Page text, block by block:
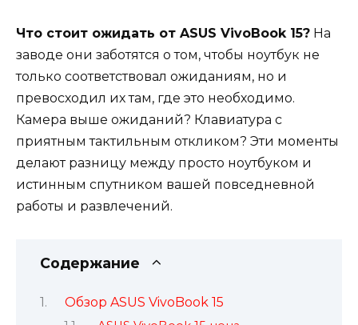
Что стоит ожидать от ASUS VivoBook 15? На
заводе они заботятся о том, чтобы ноутбук не
только соответствовал ожиданиям, но и
превосходил их там, где это необходимо.
Камера выше ожиданий? Клавиатура с
приятным тактильным откликом? Эти моменты
делают разницу между просто ноутбуком и
истинным спутником вашей повседневной
работы и развлечений.
Содержание
Обзор ASUS VivoBook 15